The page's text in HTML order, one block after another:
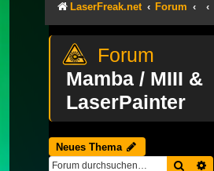
LaserFreak.net Forum
Mamba / MIII &
LaserPainter
Neues Thema
Suche